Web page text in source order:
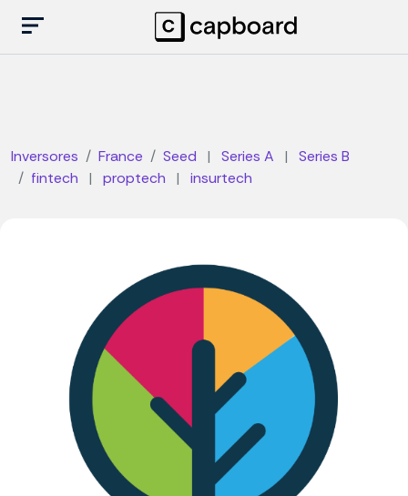
Inversores France Seed | Series A |
Series B
fintech
| proptech | insurtech